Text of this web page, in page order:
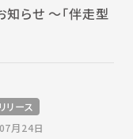
らせ 〜「伴走型
リース
月24日